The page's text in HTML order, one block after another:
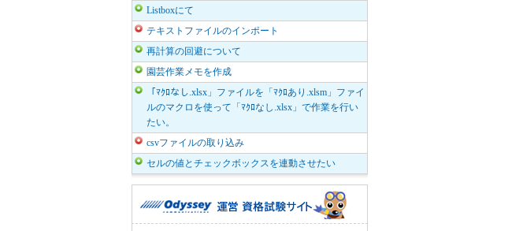
Listboxにて
テキストファイルのインポート
再計算の回避について
園芸作業メモを作成
「ﾏｸﾛなし.xlsx」ファイルを「ﾏｸﾛあり.xlsm」ファイ
ルのマクロを使って「ﾏｸﾛなし.xlsx」で作業を行い
たい。
csvファイルの取り込み
セルの値とチェックボックスを連動させたい